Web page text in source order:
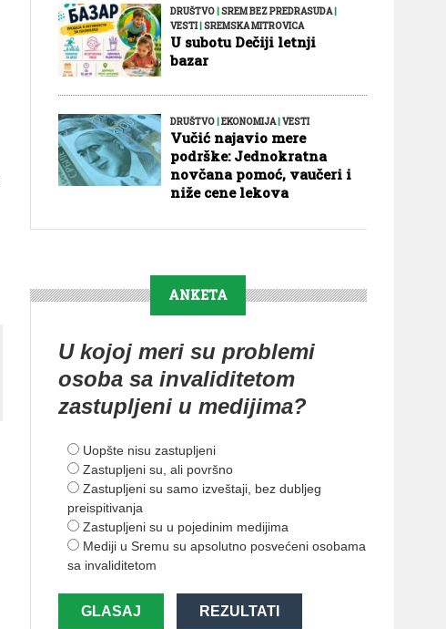
DRUŠTVO|SREM BEZ PREDRASUDA|
VESTI|SREMSKA MITROVICA
U subotu Dečiji letnji
bazar
DRUŠTVO|EKONOMIJA|VESTI
Vučić najavio mere
podrške: Jednokratna
novčana pomoć, vaučeri i
niže cene lekova
ANKETA
U kojoj meri su problemi
osoba sa invaliditetom
zastupljeni u medijima?
Uopšte nisu zastupljeni
Zastupljeni su, ali površno
Zastupljeni su samo izveštaji, bez dubljeg
preispitivanja
Zastupljeni su u pojedinim medijima
Mediji u Sremu su apsolutno posvećeni osobama
sa invaliditetom
GLASAJ REZULTATI